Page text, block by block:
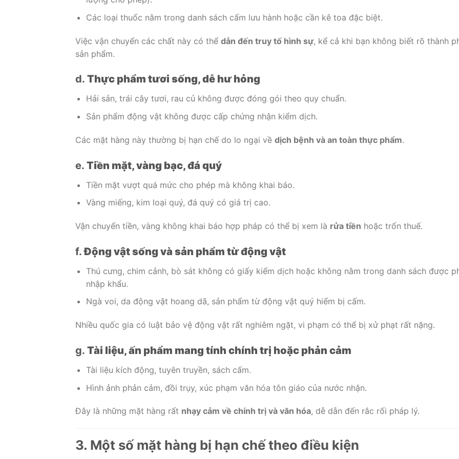
Các loại thuốc nằm trong danh sách cấm lưu hành hoặc cần kê toa đặc biệt.
Việc vận chuyển các chất này có thể dẫn đến truy tố hình sự, kể cả khi bạn không biết rõ thành
sản phẩm.
d. Thực phẩm tươi sống, dễ hư hỏng
Hải sản, trái cây tươi, rau củ không được đóng gói theo quy chuẩn.
Sản phẩm động vật không được cấp chứng nhận kiểm dịch.
Các mặt hàng này thường bị hạn chế do lo ngại về dịch bệnh và an toàn thực phẩm.
e. Tiền mặt, vàng bạc, đá quý
Tiền mặt vượt quá mức cho phép mà không khai báo.
Vàng miếng, kim loại quý, đá quý có giá trị cao.
Vận chuyển tiền, vàng không khai báo hợp pháp có thể bị xem là rửa tiền hoặc trốn thuế.
f.Động vật sống và sản phẩm từ động vật
Thú cưng, chim cảnh, bò sát không có giấy kiểm dịch hoặc không nằm trong danh sách được
nhập khẩu.
Ngà voi, da động vật hoang dã, sản phẩm từ động vật quý hiếm bị cấm.
Nhiều quốc gia có luật bảo vệ động vật rất nghiêm ngặt, vi phạm có thể bị xử phạt rất nặng.
g. Tài liệu, ấn phẩm mang tính chính trị hoặc phản cảm
Tài liệu kích động, tuyên truyền, sách cấm.
Hình ảnh phản cảm, đồi trụy, xúc phạm văn hóa tôn giáo của nước nhận.
Đây là những mặt hàng rất nhạy cảm về chính trị và văn hóa, dễ dẫn đến rắc rối pháp lý.
3. Một số mặt hàng bị hạn chế theo điều kiện